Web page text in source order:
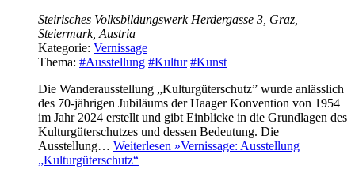
Steirisches Volksbildungswerk Herdergasse 3, Graz,
Steiermark, Austria
Kategorie: Vernissage
Thema: #Ausstellung #Kultur #Kunst
Die Wanderausstellung „Kulturgüterschutz” wurde anlässlich
des 70-jährigen Jubiläums der Haager Konvention von 1954
im Jahr 2024 erstellt und gibt Einblicke in die Grundlagen des
Kulturgüterschutzes und dessen Bedeutung. Die
Ausstellung… Weiterlesen »Vernissage: Ausstellung
„Kulturgüterschutz“